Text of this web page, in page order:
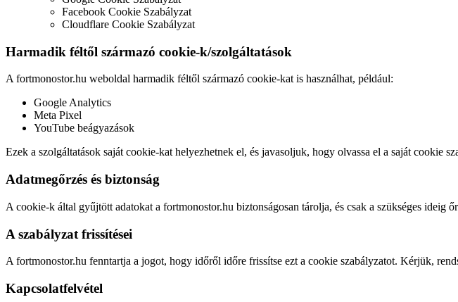
Facebook Cookie Szabályzat
Cloudflare Cookie Szabályzat
Harmadik féltől származó cookie-k/szolgáltatások
A fortmonostor.hu weboldal harmadik féltől származó cookie-kat is használhat, például:
Google Analytics
Meta Pixel
YouTube beágyazások
Ezek a szolgáltatások saját cookie-kat helyezhetnek el, és javasoljuk, hogy olvassa el a saját cookie
Adatmegőrzés és biztonság
A cookie-k által gyűjtött adatokat a fortmonostor.hu biztonságosan tárolja, és csak a szükséges ideig
A szabályzat frissítései
A fortmonostor.hu fenntartja a jogot, hogy időről időre frissítse ezt a cookie szabályzatot. Kérjük,
Kapcsolatfelvétel